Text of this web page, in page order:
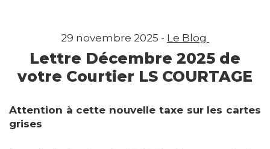
29 novembre 2025 - Le Blog
Lettre Décembre 2025 de
votre Courtier LS COURTAGE
Attention à cette nouvelle taxe sur les cartes
grises